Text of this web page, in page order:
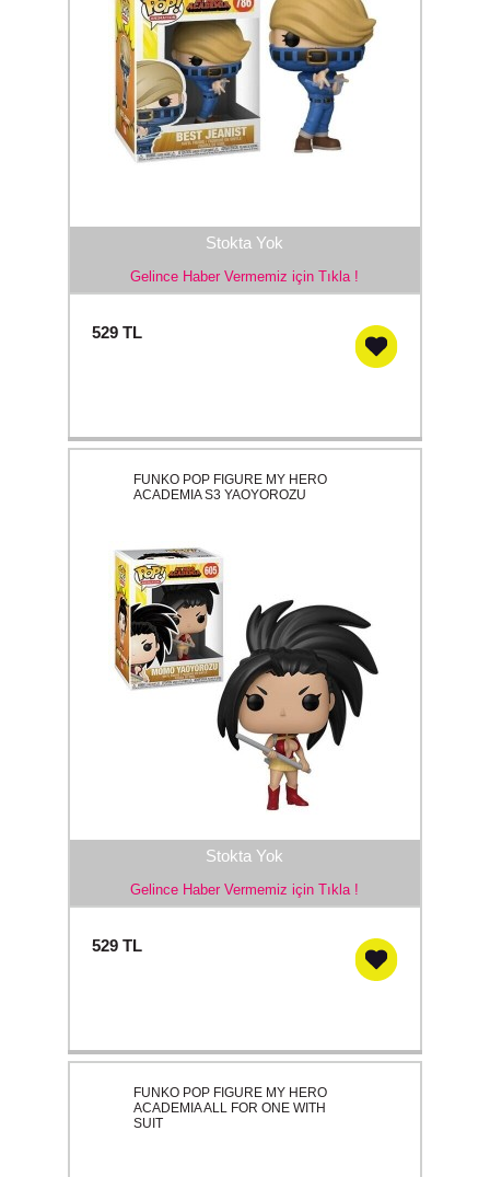
Stokta Yok
Gelince Haber Vermemiz için Tıkla !
529TL
Stokta Yok
Gelince Haber Vermemiz için Tıkla !
FUNKO POP FIGURE MY HERO
ACADEMIA S3 YAOYOROZU
529TL
FUNKO POP FIGURE MY HERO
ACADEMIA ALL FOR ONE WITH
SUIT